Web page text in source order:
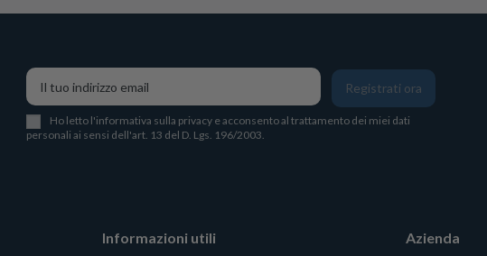
Registrati ora
Ho letto l'informativa sulla privacye acconsento al trattamento dei miei dati
personali ai sensi dell'art. 13 del D. Lgs. 196/2003.
Informazioni utili Azienda